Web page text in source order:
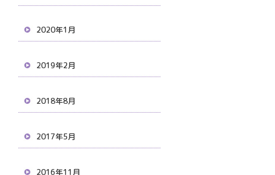
2020年1月
2019年2月
2018年8月
2017年5月
2016年11月